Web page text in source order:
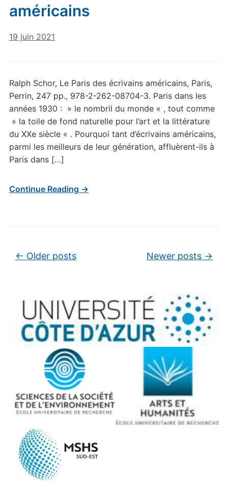
américains
19 juin 2021
Ralph Schor, Le Paris des écrivains américains, Paris,
Perrin, 247 pp., 978-2-262-08704-3. Paris dans les
années 1930 : » le nombril du monde « , tout comme
» la toile de fond naturelle pour l’art et la littérature
du XXe siècle « . Pourquoi tant d’écrivains américains,
parmi les meilleurs de leur génération, affluèrent-ils à
Paris dans […]
Continue Reading →
Post navigation
← Older posts Newer posts →